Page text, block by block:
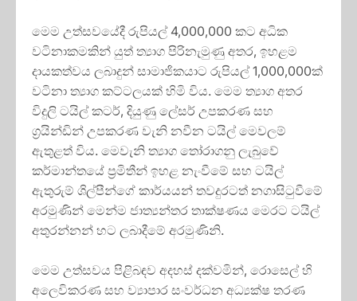
මෙම උත්සවයේදී රුපියල් 4,000,000 කට අධික
වටිනාකමකින් යුත් ත්‍යාග පිරිනැමුණු අතර, ඉහළම
දායකත්වය ලබාදුන් සාමාජිකයාට රුපියල් 1,000,000ක්
වටිනා ත්‍යාග කට්ටලයක් හිමි විය. මෙම ත්‍යාග අතර
විදුලි ටයිල් කටර්, දියුණු ලේසර් උපකරණ සහ
ග්‍රයින්ඩින් උපකරණ වැනි නවීන ටයිල් මෙවලම්
ඇතුළත් විය. මෙවැනි ත්‍යාග තෝරාගනු ලැබුවේ
කර්මාන්තයේ ප්‍රමිතීන් ඉහළ නැංවීමේ සහ ටයිල්
ඇතුරුම් ශිල්පීන්ගේ කාර්යයන් තවදුරටත් නගාසිටුවීමේ
අරමුණින් මෙන්ම ජාත්‍යන්තර තාක්ෂණය මෙරට ටයිල්
අතුරන්නන් හට ලබාදීමේ අරමුණිනි.
මෙම උත්සවය පිළිබඳව අදහස් දක්වමින්, රොසෙල් හි
අලෙවිකරණ සහ ව්‍යාපාර සංවර්ධන අධ්‍යක්ෂ තරණ